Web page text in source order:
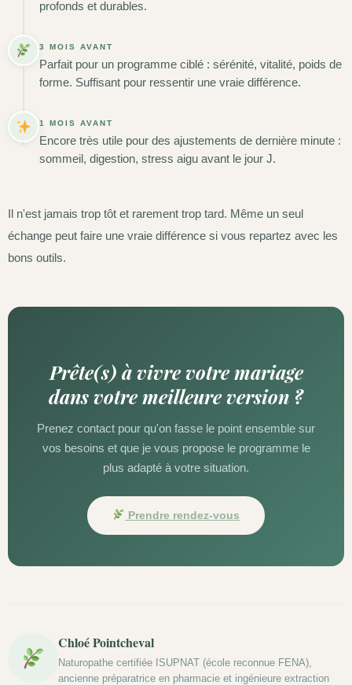
profonds et durables.
3 MOIS AVANT
Parfait pour un programme ciblé : sérénité, vitalité, poids de
forme. Suffisant pour ressentir une vraie différence.
1 MOIS AVANT
Encore très utile pour des ajustements de dernière minute :
sommeil, digestion, stress aigu avant le jour J.
Il n'est jamais trop tôt et rarement trop tard. Même un seul
échange peut faire une vraie différence si vous repartez avec les
bons outils.
Prête(s) à vivre votre mariage
dans votre meilleure version ?
Prenez contact pour qu'on fasse le point ensemble sur
vos besoins et que je vous propose le programme le
plus adapté à votre situation.
Prendre rendez-vous
Chloé Pointcheval
Naturopathe certifiée ISUPNAT (école reconnue FENA),
ancienne préparatrice en pharmacie et ingénieure extraction